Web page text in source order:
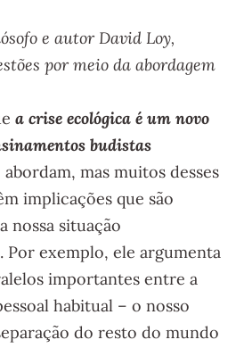
e autor David Loy,
por meio da abordagem
a crise ecológica é um novo
budistas
abordam, mas muitos desses
implicações que são
nossa situação
Por exemplo, ele argumenta
importantes entre a
habitual – o nosso
do resto do mundo